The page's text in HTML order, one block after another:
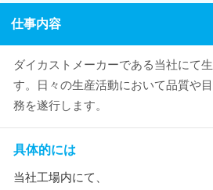
仕事内容
ダイカストメーカーである当社にて
す。日々の生産活動において品質や
務を遂行します。
具体的には
当社工場内にて、